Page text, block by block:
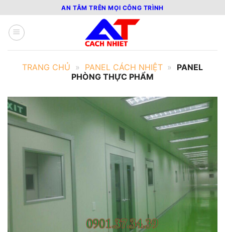
qua
nội
dung
AN TÂM TRÊN MỌI CÔNG TRÌNH
TRANG CHỦ » PANEL CÁCH NHIỆT »
PANEL
PHÒNG THỰC PHẨM